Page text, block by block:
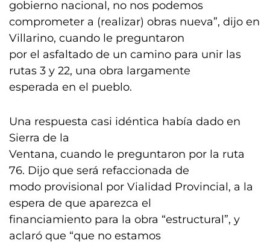
gobierno nacional, no nos podemos
comprometer a (realizar) obras nueva”, dijo en
Villarino, cuando le preguntaron
por el asfaltado de un camino para unir las
rutas 3 y 22, una obra largamente
esperada en el pueblo.
Una respuesta casi idéntica había dado en
Sierra de la
Ventana, cuando le preguntaron por la ruta
76. Dijo que será refaccionada de
modo provisional por Vialidad Provincial, a la
espera de que aparezca el
financiamiento para la obra “estructural”, y
aclaró que “que no estamos